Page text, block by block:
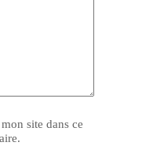
site dans ce